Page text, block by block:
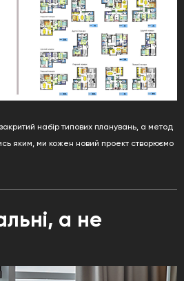
набір типових планувань, а метод
яким, ми кожен новий проект створюємо
а не